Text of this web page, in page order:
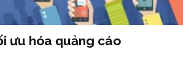
ưu hóa quảng cáo